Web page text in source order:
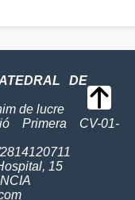
DE
de lucre
Primera CV-01-
15